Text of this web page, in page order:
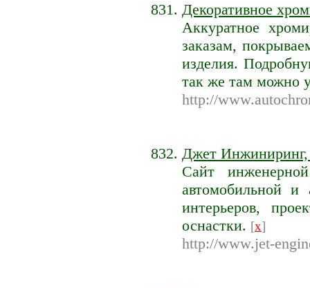
Декоративное
Аккуратное
заказам,
изделия.
так же там можно
http://
Джет Инжиниринг,
Сайт
автомобильной и
интерьеров,
оснастки. [x]
http://www.jet-